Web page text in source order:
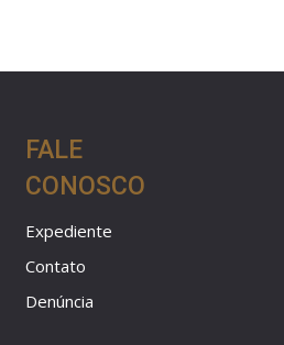
FALE
CONOSCO
Expediente
Contato
Denúncia